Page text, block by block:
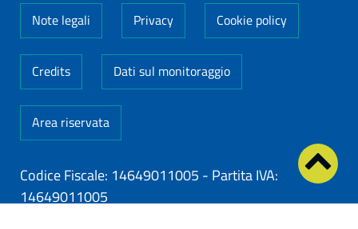
Note legali Privacy Cookie policy
Credits Dati sul monitoraggio
Area riservata
Codice Fiscale: 14649011005 - Partita IVA:
14649011005